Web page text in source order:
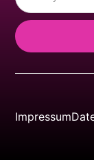
Impressum